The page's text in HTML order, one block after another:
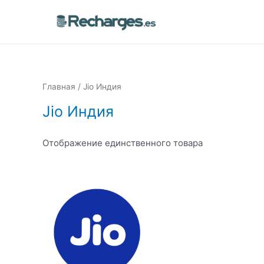
Главная / Jio Индия
Jio Индия
Отображение единственного товара